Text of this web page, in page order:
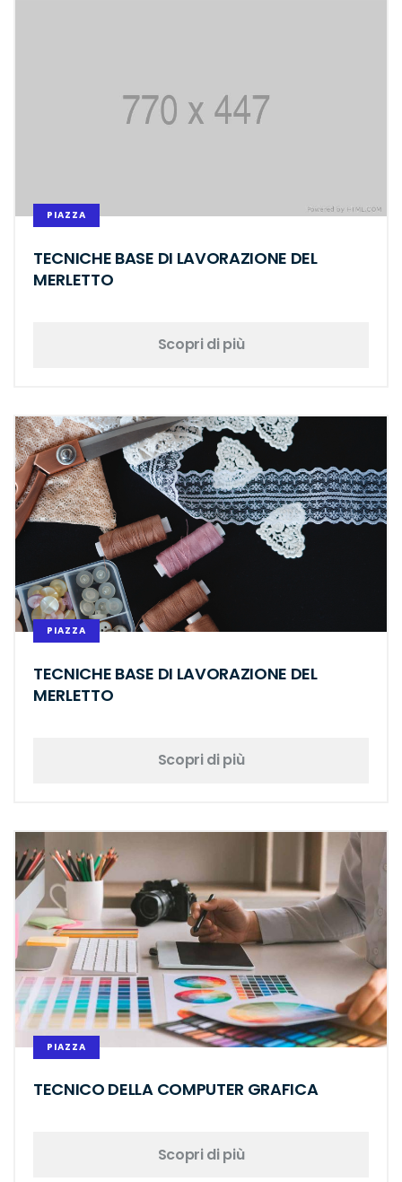
PIAZZA
TECNICHE BASE DI LAVORAZIONE DEL
MERLETTO
Scopri di più
PIAZZA
TECNICHE BASE DI LAVORAZIONE DEL
MERLETTO
Scopri di più
PIAZZA
TECNICO DELLA COMPUTER GRAFICA
Scopri di più